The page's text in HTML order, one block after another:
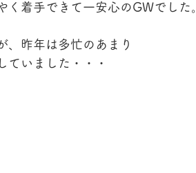
く着手できて一安心のGWでした
、昨年は多忙のあまり
ていました・・・